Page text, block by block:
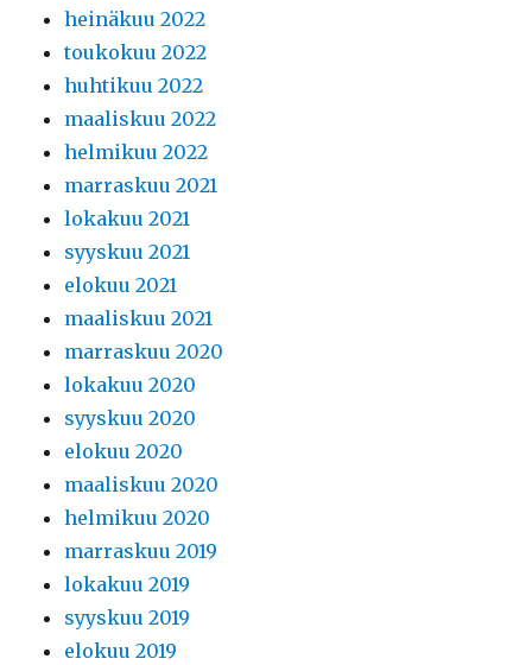
heinäkuu 2022
toukokuu 2022
huhtikuu 2022
maaliskuu 2022
helmikuu 2022
marraskuu 2021
lokakuu 2021
syyskuu 2021
elokuu 2021
maaliskuu 2021
marraskuu 2020
lokakuu 2020
syyskuu 2020
elokuu 2020
maaliskuu 2020
helmikuu 2020
marraskuu 2019
lokakuu 2019
syyskuu 2019
elokuu 2019